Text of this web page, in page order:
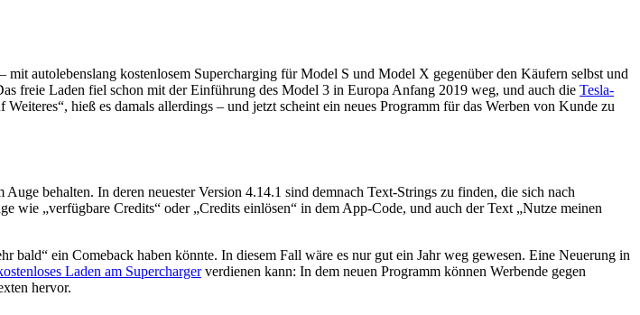
autolebenslang kostenlosem Supercharging für Model S und Model X gegenüber den Käufern selbst und
freie Laden fiel schon mit der Einführung des Model 3 in Europa Anfang 2019 weg, und auch die Tesla-
Weiteres“, hieß es damals allerdings – und jetzt scheint ein neues Programm für das Werben von Kunde zu
behalten. In deren neuester Version 4.14.1 sind demnach Text-Strings zu finden, die sich nach
„verfügbare Credits“ oder „Credits einlösen“ in dem App-Code, und auch der Text „Nutze meinen
bald“ ein Comeback haben könnte. In diesem Fall wäre es nur gut ein Jahr weg gewesen. Eine Neuerung in
Laden am Superchargerverdienen kann: In dem neuen Programm können Werbende gegen
hervor.